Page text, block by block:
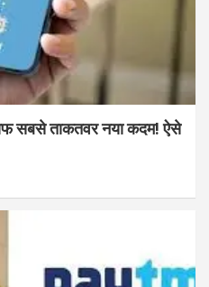
सबसे ताकतवर नया कदम! ऐसे